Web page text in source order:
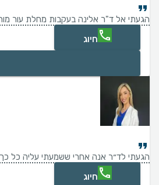
הגעתי אל ד"ר אלינה בעקבות מחלת עור
חיוג
הגעתי לד״ר אנה אחרי ששמעתי עליה כל כך
חיוג